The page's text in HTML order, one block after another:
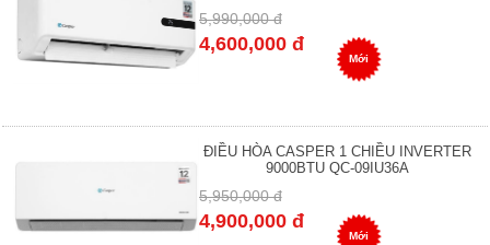
5,990,000 đ
4,600,000 đ
Mới
ĐIỀU HÒA CASPER 1 CHIỀU INVERTER
9000BTU QC-09IU36A
5,950,000 đ
4,900,000 đ
Mới